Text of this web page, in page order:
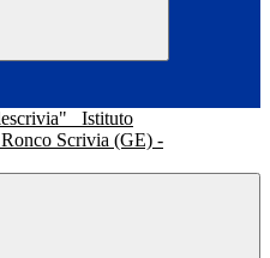
Istituto
Ronco Scrivia (GE) -